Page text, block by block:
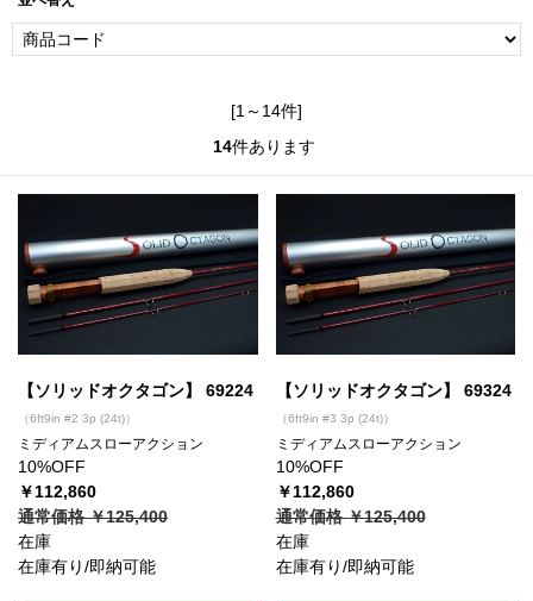
[1～14件]
14件あります
【ソリッドオクタゴン】 69224
（6ft9in #2 3p (24t)）
ミディアムスローアクション
10%OFF
￥112,860
通常価格 ￥125,400
在庫
在庫有り/即納可能
【ソリッドオクタゴン】 69324
（6ft9in #3 3p (24t)）
ミディアムスローアクション
10%OFF
￥112,860
通常価格 ￥125,400
在庫
在庫有り/即納可能